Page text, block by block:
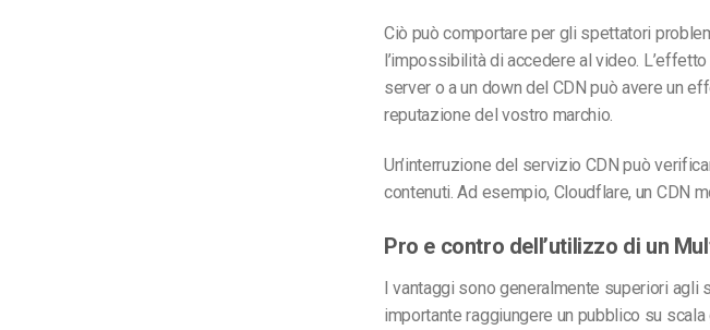
Ciò può comportare per gli spettatori
l’impossibilità di accedere al video.
server o a un down del CDN può avere un
reputazione del vostro marchio.
Un’interruzione del servizio CDN può
contenuti. Ad esempio, Cloudflare, un CDN
Pro e contro dell’utilizzo di un
I vantaggi sono generalmente superiori agli
importante raggiungere un pubblico su